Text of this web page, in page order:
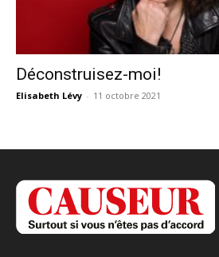
Déconstruisez-moi!
Elisabeth Lévy - 11 octobre 2021